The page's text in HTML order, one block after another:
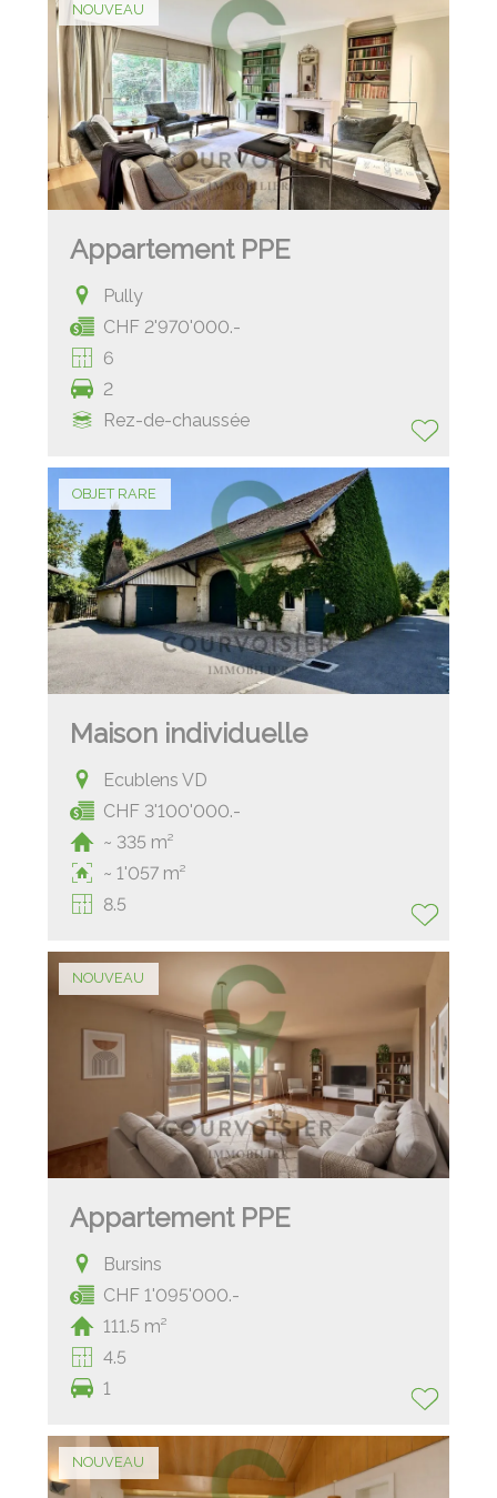
NOUVEAU
Appartement PPE
Pully
CHF 2'970'000.-
6
2
Rez-de-chaussée
OBJET RARE
Maison individuelle
Ecublens VD
CHF 3'100'000.-
~ 335 m²
~ 1'057 m²
8.5
NOUVEAU
Appartement PPE
Bursins
CHF 1'095'000.-
111.5 m²
4.5
1
NOUVEAU